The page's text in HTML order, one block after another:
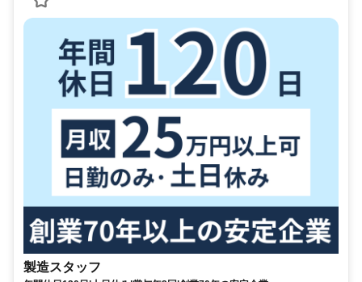
製造スタッフ